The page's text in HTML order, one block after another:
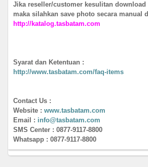
Jika reseller/customer kesulitan
maka silahkan save photo secara manual
http://katalog.tasbatam.com
Syarat dan Ketentuan :
http://www.tasbatam.com/faq-items
Contact Us :
Website : www.tasbatam.com
Email : info@tasbatam.com
SMS Center : 0877-9117-8800
Whatsapp : 0877-9117-8800